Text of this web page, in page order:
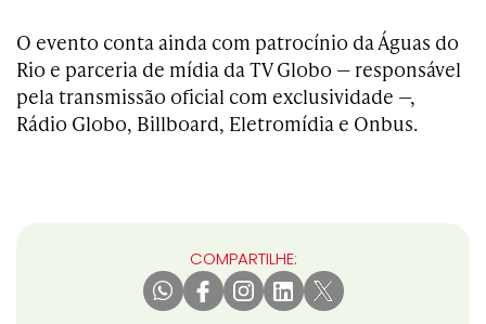
O evento conta ainda com patrocínio da Águas do
Rio e parceria de mídia da TV Globo — responsável
pela transmissão oficial com exclusividade —,
Rádio Globo, Billboard, Eletromídia e Onbus.
COMPARTILHE: